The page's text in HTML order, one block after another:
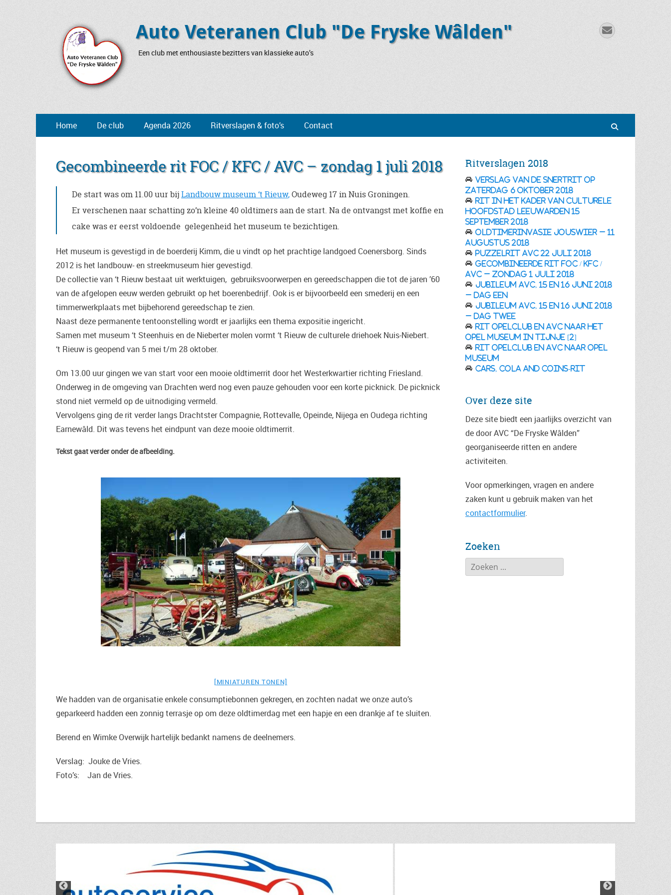
Auto Veteranen Club "De Fryske Wâlden"
Een club met enthousiaste bezitters van klassieke auto’s
E-
mail
Primair
menu
naar
Home De club Agenda 2026 Ritverslagen & foto’s Contact
Gecombineerde rit FOC / KFC / AVC – zondag 1 juli 2018
De start was om 11.00 uur bijLandbouw museum ‘t Rieuw,Oudeweg 17 in Nuis Groningen.
Er verschenen naar schatting zo’n kleine 40 oldtimers aan de start. Na de ontvangst met koffie en
cake was er eerst voldoende gelegenheid het museum te bezichtigen.
Het museum is gevestigd in de boerderij Kimm, die u vindt op het prachtige landgoed Coenersborg. Sinds
2012 is het landbouw- en streekmuseum hier gevestigd.
De collectie van ‘t Rieuw bestaat uit werktuigen, gebruiksvoorwerpen en gereedschappen die tot de jaren ’60
van de afgelopen eeuw werden gebruikt op het boerenbedrijf. Ook is er bijvoorbeeld een smederij en een
timmerwerkplaats met bijbehorend gereedschap te zien.
Naast deze permanente tentoonstelling wordt er jaarlijks een thema expositie ingericht.
Samen met museum ‘t Steenhuis en de Nieberter molen vormt ‘t Rieuw de culturele driehoek Nuis-Niebert.
‘t Rieuw is geopend van 5 mei t/m 28 oktober.
Om 13.00 uur gingen we van start voor een mooie oldtimerrit door het Westerkwartier richting Friesland.
Onderweg in de omgeving van Drachten werd nog even pauze gehouden voor een korte picknick. De picknick
stond niet vermeld op de uitnodiging vermeld.
Vervolgens ging de rit verder langs Drachtster Compagnie, Rottevalle, Opeinde, Nijega en Oudega richting
Earnewâld. Dit was tevens het eindpunt van deze mooie oldtimerrit.
Tekst gaat verder onder de afbeelding.
[MINIATUREN TONEN]
We hadden van de organisatie enkele consumptiebonnen gekregen, en zochten nadat we onze auto’s
geparkeerd hadden een zonnig terrasje op om deze oldtimerdag met een hapje en een drankje af te sluiten.
Berend en Wimke Overwijk hartelijk bedankt namens de deelnemers.
Verslag: Jouke de Vries.
Foto’s: Jan de Vries.
Ritverslagen 2018
Verslag van de Snertrit op
zaterdag 6 oktober 2018
Rit in het kader van Culturele
Hoofdstad Leeuwarden 15
september 2018
Oldtimerinvasie Jouswier – 11
augustus 2018
Puzzelrit AVC 22 juli 2018
Gecombineerde rit FOC / KFC /
AVC – zondag 1 juli 2018
Jubileum AVC, 15 en 16 juni 2018
– DAG EEN
Jubileum AVC, 15 en 16 juni 2018
– DAG TWEE
Rit Opelclub en AVC naar het
Opel Museum in Tijnje [2]
Rit Opelclub en AVC naar Opel
Museum
Cars, Cola and Coins-rit
Over deze site
Deze site biedt een jaarlijks overzicht van
de door AVC “De Fryske Wâlden”
georganiseerde ritten en andere
activiteiten.
Voor opmerkingen, vragen en andere
zaken kunt u gebruik maken van het
contactformulier.
Zoeken
Zoeken
naar: